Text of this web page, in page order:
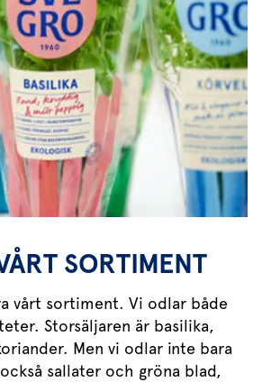
SORTIMENT
vårt sortiment. Vi odlar både
Storsäljaren är basilika,
Men vi odlar inte bara
sallater och gröna blad,